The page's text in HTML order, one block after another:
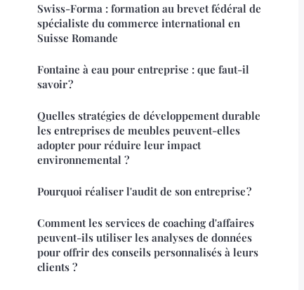
Swiss-Forma : formation au brevet fédéral de
spécialiste du commerce international en
Suisse Romande
Fontaine à eau pour entreprise : que faut-il
savoir ?
Quelles stratégies de développement durable
les entreprises de meubles peuvent-elles
adopter pour réduire leur impact
environnemental ?
Pourquoi réaliser l'audit de son entreprise ?
Comment les services de coaching d'affaires
peuvent-ils utiliser les analyses de données
pour offrir des conseils personnalisés à leurs
clients ?